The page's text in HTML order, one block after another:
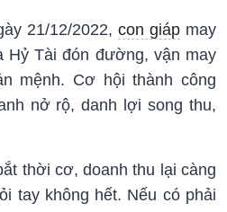
21/12/2022,con giáp may
Hỷ Tài đón đường, vận may
mệnh. Cơ hội thành công
nở rộ, danh lợi song thu,
thời cơ, doanh thu lại càng
tay không hết. Nếu có phải